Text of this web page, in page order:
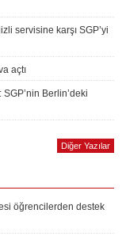
servisine karşı SGP’yi
açtı
Berlin’deki
Diğer Yazılar
öğrencilerden destek